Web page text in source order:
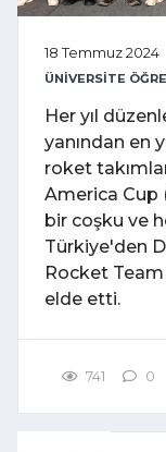
18 Temmuz 2024
ÜNİVERSİTE
Her yıl
yanından en
roket
America Cup
bir coşku ve
Türkiye'den
Rocket
elde etti.
741 0